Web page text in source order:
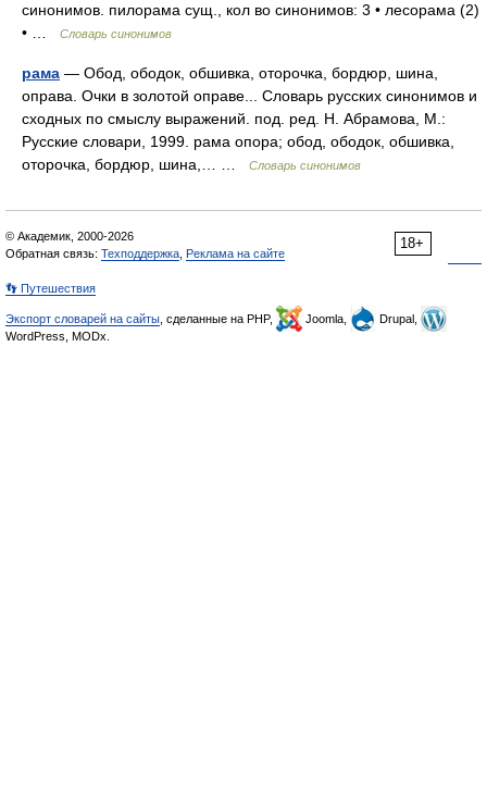
синонимов. пилорама сущ., кол во синонимов: 3 • лесорама (2)
• …
Словарь синонимов
рама — Обод, ободок, обшивка, оторочка, бордюр, шина,
оправа. Очки в золотой оправе... Словарь русских синонимов и
сходных по смыслу выражений. под. ред. Н. Абрамова, М.:
Русские словари, 1999. рама опора; обод, ободок, обшивка,
оторочка, бордюр, шина,… …
Словарь синонимов
18+
© Академик, 2000-2026
Обратная связь: Техподдержка Реклама на сайте
👣 Путешествия
Экспорт словарей на сайты , сделанные на PHP, Joomla,
Drupal,
WordPress, MODx.